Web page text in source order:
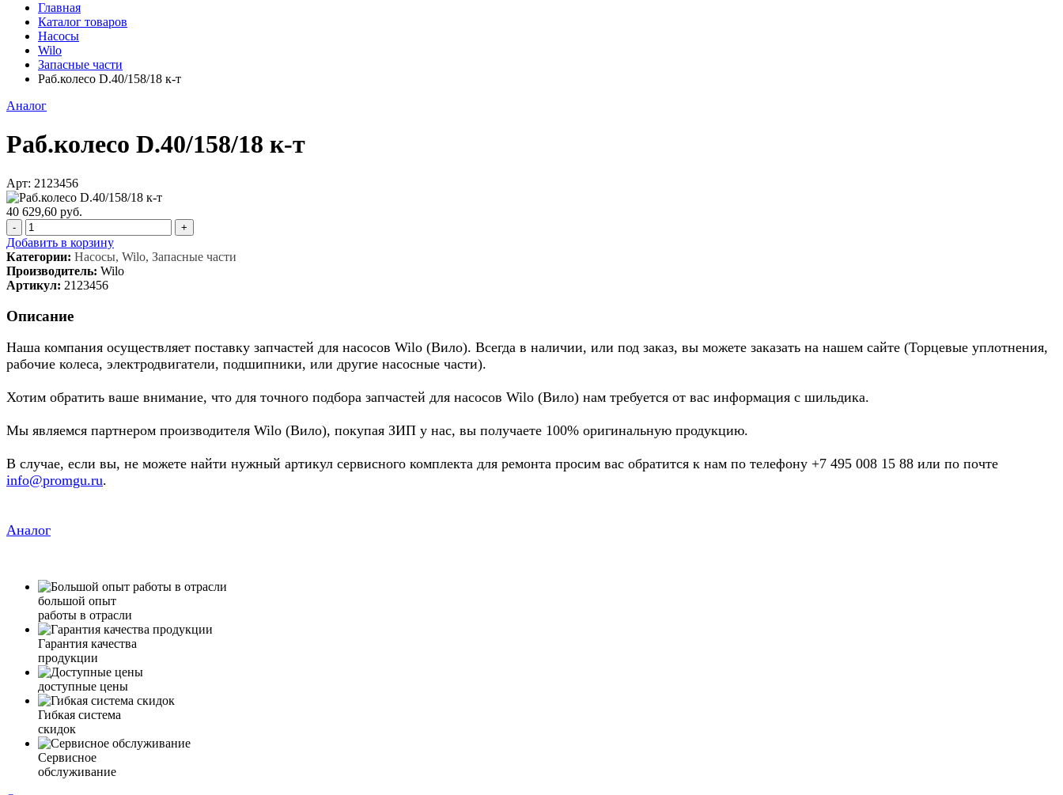
Главная
Каталог товаров
Насосы
Wilo
Запасные части
Раб.колесо D.40/158/18 к-т
Аналог
Раб.колесо D.40/158/18 к-т
Арт: 2123456
40 629,60 руб.
- +
Добавить в корзину
Категории: Насосы, Wilo, Запасные части
Производитель: Wilo
Артикул: 2123456
Описание
Наша компания осуществляет поставку запчастей для насосов Wilo (Вило). Всегда в наличии, или под заказ, вы можете заказать на нашем сайте (Торцевые уплотнения,
рабочие колеса, электродвигатели, подшипники, или другие насосные части).
Хотим обратить ваше внимание, что для точного подбора запчастей для насосов Wilo (Вило) нам требуется от вас информация с шильдика.
Мы являемся партнером производителя Wilo (Вило), покупая ЗИП у нас, вы получаете 100% оригинальную продукцию.
В случае, если вы, не можете найти нужный артикул сервисного комплекта для ремонта просим вас обратится к нам по телефону +7 495 008 15 88 или по почте
info@promgu.ru.
Аналог
большой опыт
работы в отрасли
Гарантия качества
продукции
доступные цены
Гибкая система
скидок
Сервисное
обслуживание